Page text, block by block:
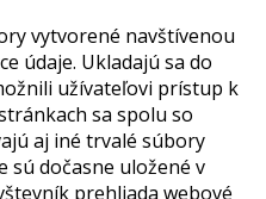
vytvorené navštívenou
údaje. Ukladajú sa do
užívateľovi prístup k
sa spolu so
aj iné trvalé súbory
sú dočasne uložené v
prehliada webové